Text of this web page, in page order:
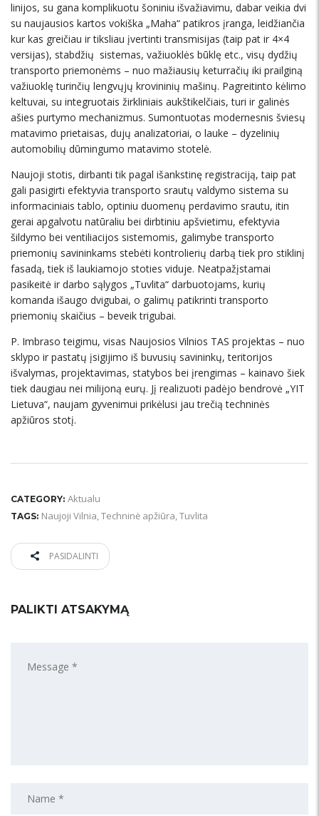
linijos, su gana komplikuotu šoniniu išvažiavimu, dabar veikia dvi
su naujausios kartos vokiška „Maha“ patikros įranga, leidžiančia
kur kas greičiau ir tiksliau įvertinti transmisijas (taip pat ir 4×4
versijas), stabdžių sistemas, važiuoklės būklę etc., visų dydžių
transporto priemonėms – nuo mažiausių keturračių iki prailginą
važiuoklę turinčių lengvųjų krovininių mašinų. Pagreitinto kėlimo
keltuvai, su integruotais žirkliniais aukštikelčiais, turi ir galinės
ašies purtymo mechanizmus. Sumontuotas modernesnis šviesų
matavimo prietaisas, dujų analizatoriai, o lauke – dyzelinių
automobilių dūmingumo matavimo stotelė.
Naujoji stotis, dirbanti tik pagal išankstinę registraciją, taip pat
gali pasigirti efektyvia transporto srautų valdymo sistema su
informaciniais tablo, optiniu duomenų perdavimo srautu, itin
gerai apgalvotu natūraliu bei dirbtiniu apšvietimu, efektyvia
šildymo bei ventiliacijos sistemomis, galimybe transporto
priemonių savininkams stebėti kontrolierių darbą tiek pro stiklinį
fasadą, tiek iš laukiamojo stoties viduje. Neatpažįstamai
pasikeitė ir darbo sąlygos „Tuvlita“ darbuotojams, kurių
komanda išaugo dvigubai, o galimų patikrinti transporto
priemonių skaičius – beveik trigubai.
P. Imbraso teigimu, visas Naujosios Vilnios TAS projektas – nuo
sklypo ir pastatų įsigijimo iš buvusių savininkų, teritorijos
išvalymas, projektavimas, statybos bei įrengimas – kainavo šiek
tiek daugiau nei milijoną eurų. Jį realizuoti padėjo bendrovė „YIT
Lietuva“, naujam gyvenimui prikėlusi jau trečią techninės
apžiūros stotį.
CATEGORY: Aktualu
TAGS: Naujoji Vilnia,Techninė apžiūra,Tuvlita
PASIDALINTI
PALIKTI ATSAKYMĄ